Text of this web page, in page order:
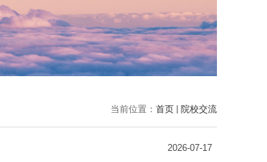
当前位置： 首页 院校交流
2026-07-17